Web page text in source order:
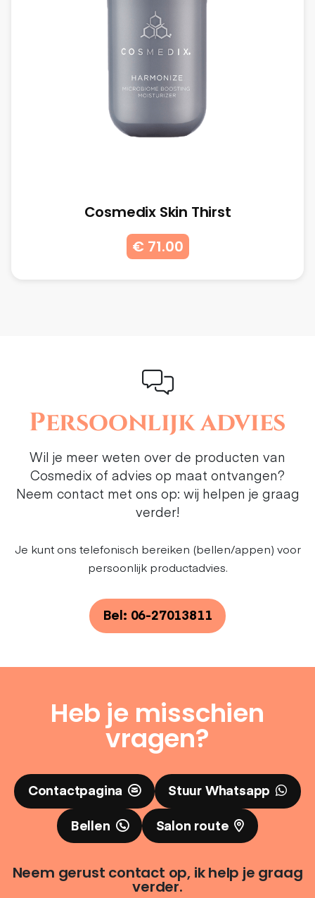
Cosmedix Skin Thirst
€ 71.00
Persoonlijk advies
Wil je meer weten over de producten van
Cosmedix of advies op maat ontvangen?
Neem contact met ons op: wij helpen je graag
verder!
Je kunt ons telefonisch bereiken (bellen/appen) voor
persoonlijk productadvies.
Bel: 06-27013811
Heb je misschien
vragen?
Contactpagina
Stuur Whatsapp
Bellen
Salon route
Neem gerust contact op, ik help je graag
verder.